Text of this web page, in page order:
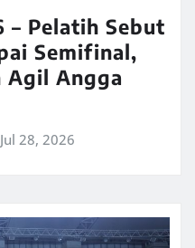
– Pelatih Sebut
Semifinal,
Agil Angga
Jul 28, 2026